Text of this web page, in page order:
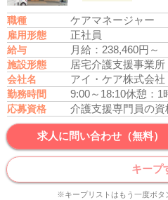
職種 ケアマネージャー
雇用形態 正社員
給与 月給：238,460円～
施設形態 居宅介護支援事業所
会社名 アイ・ケア株式会社
勤務時間 9:00～18:10休憩：1
応募資格
求人に問い合わせ（無料）
キープ
※キープリストはもう一度ボタ